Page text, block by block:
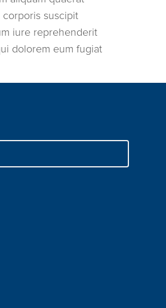
suscipit
iure reprehenderit
dolorem eum fugiat